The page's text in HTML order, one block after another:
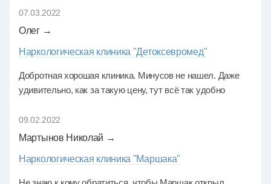
07.03.2022
Олег →
Наркологическая клиника "Детоксевромед"
Добротная хорошая клиника. Минусов не нашел. Даже
удивительно, как за такую цену, тут всё так удобно
09.02.2022
Мартынов Николай →
Наркологическая клиника "Маршака"